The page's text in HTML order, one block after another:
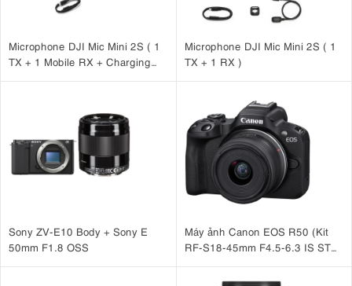
Microphone DJI Mic Mini 2S ( 1
TX + 1 Mobile RX + Charging
Microphone DJI Mic Mini 2S ( 1
TX + 1 RX )
Sony ZV-E10 Body + Sony E
50mm F1.8 OSS
Máy ảnh Canon EOS R50 (Kit
RF-S18-45mm F4.5-6.3 IS STM